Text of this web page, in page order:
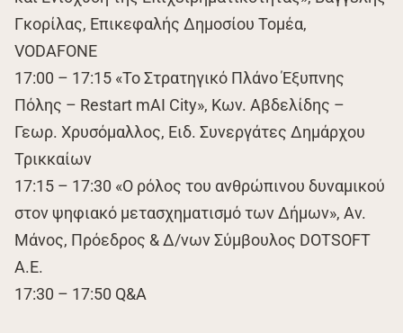
Γκορίλας, Επικεφαλής Δημοσίου Τομέα,
VODAFONE
17:00 – 17:15 «Το Στρατηγικό Πλάνο Έξυπνης
Πόλης – Restart mAI City», Κων. Αβδελίδης –
Γεωρ. Χρυσόμαλλος, Ειδ. Συνεργάτες Δημάρχου
Τρικκαίων
17:15 – 17:30 «Ο ρόλος του ανθρώπινου δυναμικού
στον ψηφιακό μετασχηματισμό των Δήμων», Αν.
Μάνος, Πρόεδρος & Δ/νων Σύμβουλος DOTSOFT
A.E.
17:30 – 17:50 Q&A